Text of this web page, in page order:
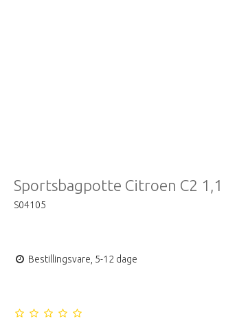
Sportsbagpotte Citroen C2 1,1
S04105
Bestillingsvare, 5-12 dage